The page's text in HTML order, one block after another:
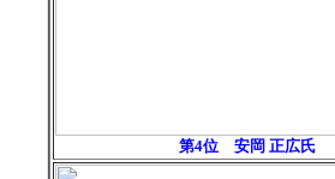
第4位 安岡 正広氏